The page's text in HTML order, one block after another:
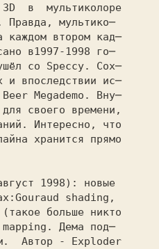
в  мультиколоре
Правда, мультико─
каждом втором кад─
в
со Speccy. Сох─
и впоследствии ис─
Megademo. Вну─
своего времени,
Интересно, что
хранится прямо
больше никто
Автор - Exploder